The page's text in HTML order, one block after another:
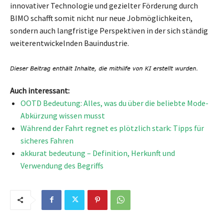
innovativer Technologie und gezielter Förderung durch
BIMO schafft somit nicht nur neue Jobmöglichkeiten,
sondern auch langfristige Perspektiven in der sich ständig
weiterentwickelnden Bauindustrie.
Auch interessant:
OOTD Bedeutung: Alles, was du über die beliebte Mode-
Abkürzung wissen musst
Während der Fahrt regnet es plötzlich stark: Tipps für
sicheres Fahren
akkurat bedeutung – Definition, Herkunft und
Verwendung des Begriffs